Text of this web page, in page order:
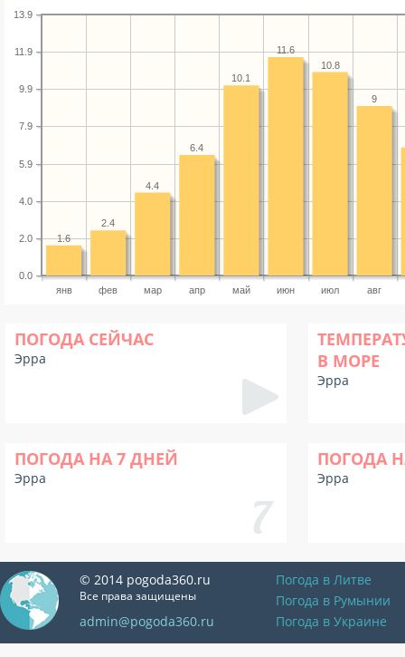
янв фев мар апр май июн июл авг
0.0
2.0
4.0
5.9
7.9
9.9
11.9
13.9
9
10.8
11.6
10.1
6.4
4.4
2.4
1.6
ПОГОДА СЕЙЧАС
Эрра
В МОРЕ
Эрра
ПОГОДА НА 7 ДНЕЙ
Эрра
ПОГОДА
Эрра
© 2014 pogoda360.ru
Все права защищены
admin@pogoda360.ru
Погода в Литве
Погода в Румынии
Погода в Украине